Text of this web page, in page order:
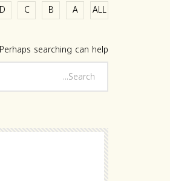
ALL
A
B
C
D
searching can help.